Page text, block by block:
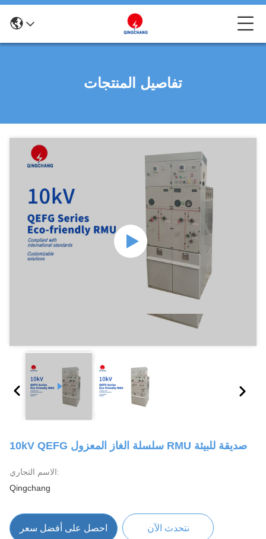
تفاصيل المنتجات
10kV QEFG سلسلة الغاز المعزول RMU صديقة للبيئة
الاسم التجاري:
Qingchang
احصل على أفضل سعر نتحدث الآن